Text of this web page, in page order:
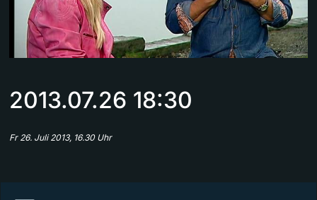
2013.07.26 18:30
Fr 26. Juli 2013, 16.30 Uhr